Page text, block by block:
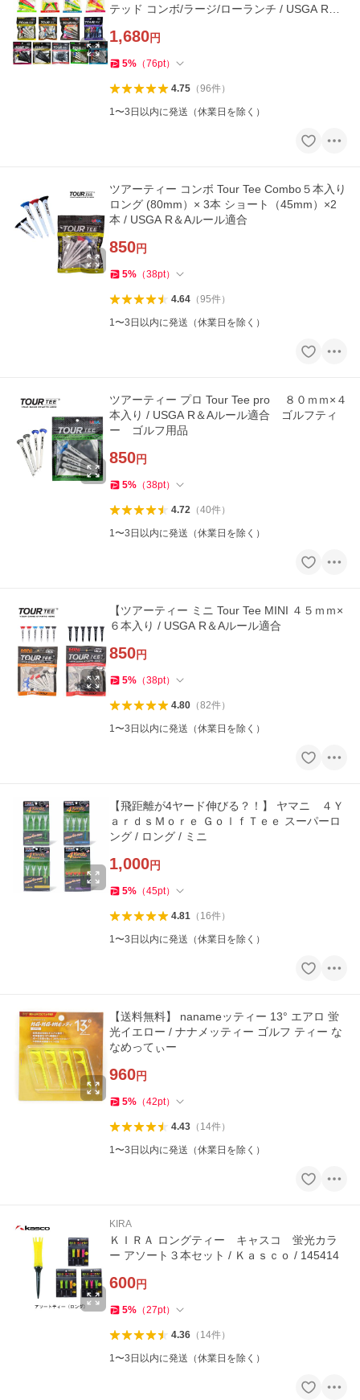
テッド コンボ/ラージ/ローランチ / USGA R＆A
1,680円
5% （76pt）
4.75（96件）
1〜3日以内に発送（休業日を除く）
ツアーティー コンボ Tour Tee Combo５本入り
ロング (80mm）× 3本 ショート（45mm）×2
本 / USGA R＆Aルール適合
850円
5% （38pt）
4.64（95件）
1〜3日以内に発送（休業日を除く）
ツアーティー プロ Tour Tee pro ８０ｍｍ×４
本入り / USGA R＆Aルール適合 ゴルフティ
ー ゴルフ用品
850円
5% （38pt）
4.72（40件）
1〜3日以内に発送（休業日を除く）
【ツアーティー ミニ Tour Tee MINI ４５ｍｍ×
６本入り / USGA R＆Aルール適合
850円
5% （38pt）
4.80（82件）
1〜3日以内に発送（休業日を除く）
【飛距離が4ヤード伸びる？！】 ヤマニ ４Ｙ
ａｒｄｓＭｏｒｅ ＧｏｌｆＴｅｅ スーパーロ
ング / ロング / ミニ
1,000円
5% （45pt）
4.81（ 16件）
1〜3日以内に発送（休業日を除く）
【送料無料】 nanameッティー 13° エアロ 蛍
光イエロー / ナナメッティー ゴルフ ティー な
なめってぃー
960円
5% （42pt）
4.43（ 14件）
1〜3日以内に発送（休業日を除く）
KIRA
ＫＩＲＡ ロングティー キャスコ 蛍光カラ
ー アソート３本セット / Ｋａｓｃｏ / 145414
600円
5% （27pt）
4.36（ 14件）
1〜3日以内に発送（休業日を除く）